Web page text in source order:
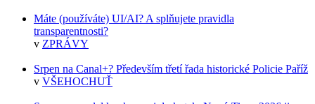
Máte (používáte) UI/AI? A splňujete pravidla
transparentnosti?
v ZPRÁVY
Srpen na Canal+? Především třetí řada historické Policie Paříž
v VŠEHOCHUŤ